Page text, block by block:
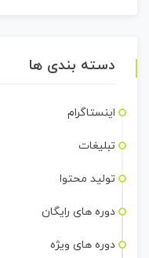
دسته بندی ها
اینستاگرام
تبلیغات
تولید محتوا
دوره های رایگان
دوره های ویژه